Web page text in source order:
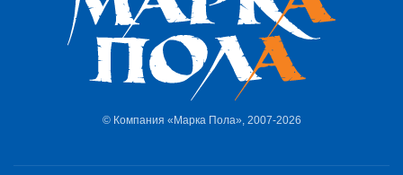
© Компания «Марка Пола», 2007-2026